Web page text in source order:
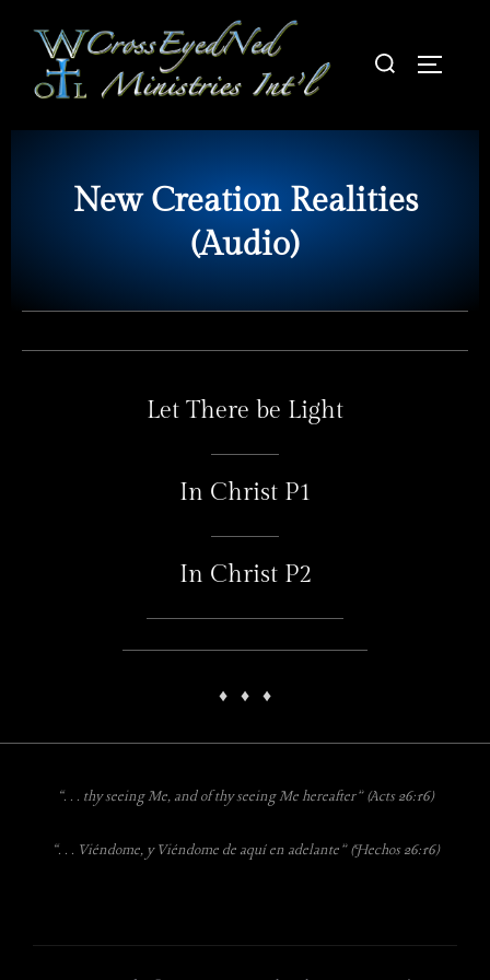
New Creation Realities
(Audio)
Let There be Light
In Christ P1
In Christ P2
♦ ♦ ♦
“. . . thy seeing Me, and of thy seeing Me hereafter”(Acts 26:16)
“. . . Viéndome, y Viéndome de aquí en adelante” (Hechos 26:16)